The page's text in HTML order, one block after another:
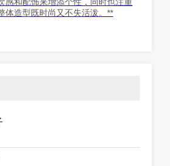
感和配饰来增添个性，同时也注重
体造型既时尚又不失活泼。**